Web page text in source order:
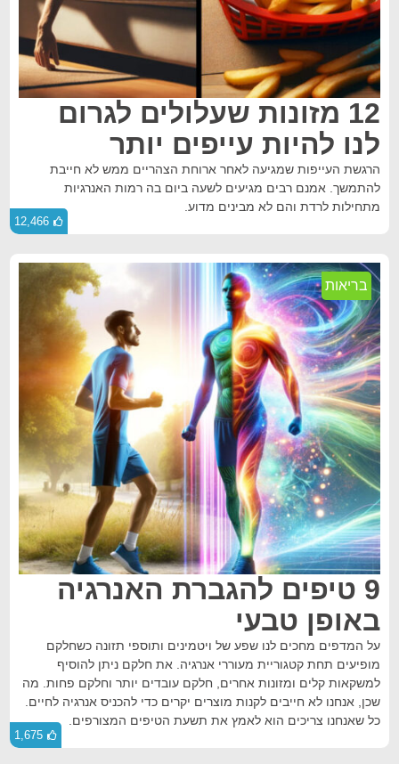
12 מזונות שעלולים לגרום
לנו להיות עייפים יותר
הרגשת העייפות שמגיעה לאחר ארוחת הצהריים ממש לא חייבת
להתמשך. אמנם רבים מגיעים לשעה ביום בה רמות האנרגיות
מתחילות לרדת והם לא מבינים מדוע.
12,466
בריאות
9 טיפים להגברת האנרגיה
באופן טבעי
על המדפים מחכים לנו שפע של ויטמינים ותוספי תזונה כשחלקם
מופיעים תחת קטגוריית מעוררי אנרגיה. את חלקם ניתן להוסיף
למשקאות קלים ומזונות אחרים, חלקם עובדים יותר וחלקם פחות. מה
שכן, אנחנו לא חייבים לקנות מוצרים יקרים כדי להכניס אנרגיה לחיים.
כל שאנחנו צריכים הוא לאמץ את תשעת הטיפים המצורפים.
1,675